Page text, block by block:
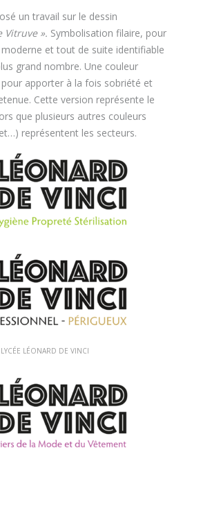
un travail sur le dessin
Vitruve ». Symbolisation filaire, pour
et tout de suite identifiable
grand nombre. Une couleur
apporter à la fois sobriété et
Cette version représente le
que plusieurs autres couleurs
représentent les secteurs.
LÉONARD DE VINCI